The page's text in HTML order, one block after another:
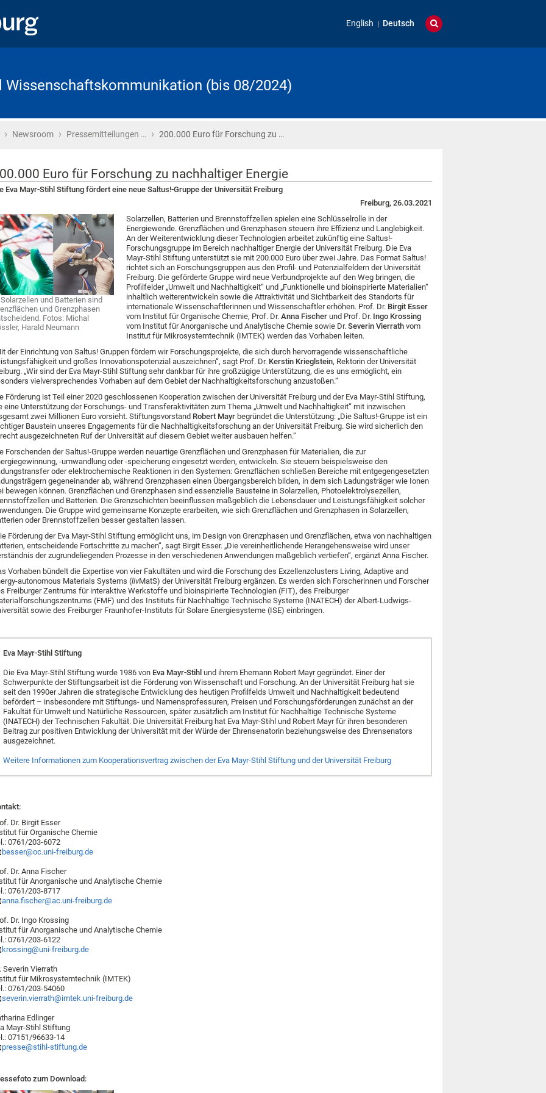
English Deutsch
Wissenschaftskommunikation (bis 08/2024)
Startseite
› Newsroom › Pressemitteilungen … › 200.000 Euro für Forschung zu …
Euro für Forschung zu nachhaltiger Energie
Eva Mayr-Stihl Stiftung fördert eine neue Saltus!-Gruppe der Universität Freiburg
Freiburg, 26.03.2021
und Batterien sind
und Grenzphasen
Fotos: Michal
Harald Neumann
Solarzellen, Batterien und Brennstoffzellen spielen eine Schlüsselrolle in der
Energiewende. Grenzflächen und Grenzphasen steuern ihre Effizienz und Langlebigkeit.
An der Weiterentwicklung dieser Technologien arbeitet zukünftig eine Saltus!-
Forschungsgruppe im Bereich nachhaltiger Energie der Universität Freiburg. Die Eva
Mayr-Stihl Stiftung unterstützt sie mit 200.000 Euro über zwei Jahre. Das Format Saltus!
richtet sich an Forschungsgruppen aus den Profil- und Potenzialfeldern der Universität
Freiburg. Die geförderte Gruppe wird neue Verbundprojekte auf den Weg bringen, die
Profilfelder „Umwelt und Nachhaltigkeit“ und „Funktionelle und bioinspirierte Materialien“
inhaltlich weiterentwickeln sowie die Attraktivität und Sichtbarkeit des Standorts für
internationale Wissenschaftlerinnen und Wissenschaftler erhöhen. Prof. Dr. Birgit Esser
vom Institut für Organische Chemie, Prof. Dr. Anna Fischer und Prof. Dr. Ingo Krossing
vom Institut für Anorganische und Analytische Chemie sowie Dr. Severin Vierrath vom
Institut für Mikrosystemtechnik (IMTEK) werden das Vorhaben leiten.
der Einrichtung von Saltus! Gruppen fördern wir Forschungsprojekte, die sich durch hervorragende wissenschaftliche
und großes Innovationspotenzial auszeichnen“, sagt Prof. Dr. Kerstin Krieglstein, Rektorin der Universität
„Wir sind der Eva Mayr-Stihl Stiftung sehr dankbar für ihre großzügige Unterstützung, die es uns ermöglicht, ein
vielversprechendes Vorhaben auf dem Gebiet der Nachhaltigkeitsforschung anzustoßen.“
Förderung ist Teil einer 2020 geschlossenen Kooperation zwischen der Universität Freiburg und der Eva Mayr-Stihl Stiftung,
eine Unterstützung der Forschungs- und Transferaktivitäten zum Thema „Umwelt und Nachhaltigkeit“ mit inzwischen
zwei Millionen Euro vorsieht. Stiftungsvorstand Robert Mayr begründet die Unterstützung: „Die Saltus!-Gruppe ist ein
Baustein unseres Engagements für die Nachhaltigkeitsforschung an der Universität Freiburg. Sie wird sicherlich den
ausgezeichneten Ruf der Universität auf diesem Gebiet weiter ausbauen helfen.“
Forschenden der Saltus!-Gruppe werden neuartige Grenzflächen und Grenzphasen für Materialien, die zur
-umwandlung oder -speicherung eingesetzt werden, entwickeln. Sie steuern beispielsweise den
oder elektrochemische Reaktionen in den Systemen: Grenzflächen schließen Bereiche mit entgegengesetzten
gegeneinander ab, während Grenzphasen einen Übergangsbereich bilden, in dem sich Ladungsträger wie Ionen
bewegen können. Grenzflächen und Grenzphasen sind essenzielle Bausteine in Solarzellen, Photoelektrolysezellen,
und Batterien. Die Grenzschichten beeinflussen maßgeblich die Lebensdauer und Leistungsfähigkeit solcher
Die Gruppe wird gemeinsame Konzepte erarbeiten, wie sich Grenzflächen und Grenzphasen in Solarzellen,
oder Brennstoffzellen besser gestalten lassen.
Förderung der Eva Mayr-Stihl Stiftung ermöglicht uns, im Design von Grenzphasen und Grenzflächen, etwa von nachhaltigen
entscheidende Fortschritte zu machen“, sagt Birgit Esser. „Die vereinheitlichende Herangehensweise wird unser
der zugrundeliegenden Prozesse in den verschiedenen Anwendungen maßgeblich vertiefen“, ergänzt Anna Fischer.
Vorhaben bündelt die Expertise von vier Fakultäten und wird die Forschung des Exzellenzclusters Living, Adaptive and
autonomous Materials Systems (livMatS) der Universität Freiburg ergänzen. Es werden sich Forscherinnen und Forscher
Freiburger Zentrums für interaktive Werkstoffe und bioinspirierte Technologien (FIT), des Freiburger
(FMF) und des Instituts für Nachhaltige Technische Systeme (INATECH) der Albert-Ludwigs-
sowie des Freiburger Fraunhofer-Instituts für Solare Energiesysteme (ISE) einbringen.
Eva Mayr-Stihl Stiftung
Die Eva Mayr-Stihl Stiftung wurde 1986 von Eva Mayr-Stihl und ihrem Ehemann Robert Mayr gegründet. Einer der
Schwerpunkte der Stiftungsarbeit ist die Förderung von Wissenschaft und Forschung. An der Universität Freiburg hat sie
seit den 1990er Jahren die strategische Entwicklung des heutigen Profilfelds Umwelt und Nachhaltigkeit bedeutend
befördert – insbesondere mit Stiftungs- und Namensprofessuren, Preisen und Forschungsförderungen zunächst an der
Fakultät für Umwelt und Natürliche Ressourcen, später zusätzlich am Institut für Nachhaltige Technische Systeme
(INATECH) der Technischen Fakultät. Die Universität Freiburg hat Eva Mayr-Stihl und Robert Mayr für ihren besonderen
Beitrag zur positiven Entwicklung der Universität mit der Würde der Ehrensenatorin beziehungsweise des Ehrensenators
ausgezeichnet.
Weitere Informationen zum Kooperationsvertrag zwischen der Eva Mayr-Stihl Stiftung und der Universität Freiburg
Dr. Birgit Esser
für Organische Chemie
0761/203-6072
besser@oc.uni-freiburg.de
Dr. Anna Fischer
für Anorganische und Analytische Chemie
0761/203-8717
anna.fischer@ac.uni-freiburg.de
Dr. Ingo Krossing
für Anorganische und Analytische Chemie
0761/203-6122
krossing@uni-freiburg.de
Severin Vierrath
für Mikrosystemtechnik (IMTEK)
0761/203-54060
severin.vierrath@imtek.uni-freiburg.de
Edlinger
Mayr-Stihl Stiftung
07151/96633-14
presse@stihl-stiftung.de
zum Download: